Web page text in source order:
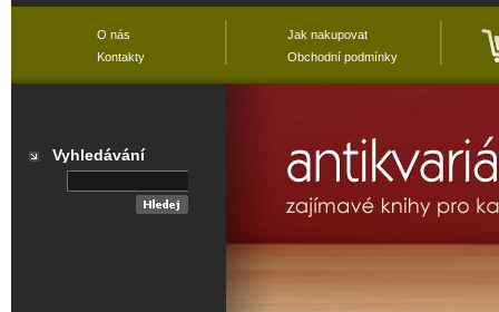
O nás
Kontakty
Jak nakupovat
Obchodní podmínky
Vyhledávání